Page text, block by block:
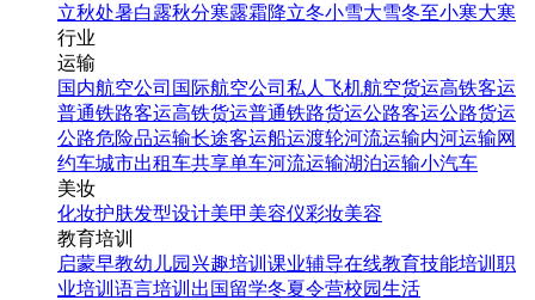
紫色科技风双十二喜报战
报海报消费零售电商节促
销紫科技手机海报
找相似
立秋处暑白露秋分寒露霜降立冬小雪大雪冬至小寒大寒
行业
运输
国内航空公司 国际航空公司 私人飞机航空货运高铁客运
普通铁路客运高铁货运普通铁路货运公路客运公路货运
公路危险品运输长途客运船运渡轮河流运输内河运输网
约车城市出租车共享单车河流运输湖泊运输小汽车
美妆
化妆护肤发型设计美甲 美容仪彩妆美容
教育培训
启蒙早教幼儿园 兴趣培训 课业辅导在线教育技能培训 职
业培训 语言培训 出国留学冬夏令营校园生活